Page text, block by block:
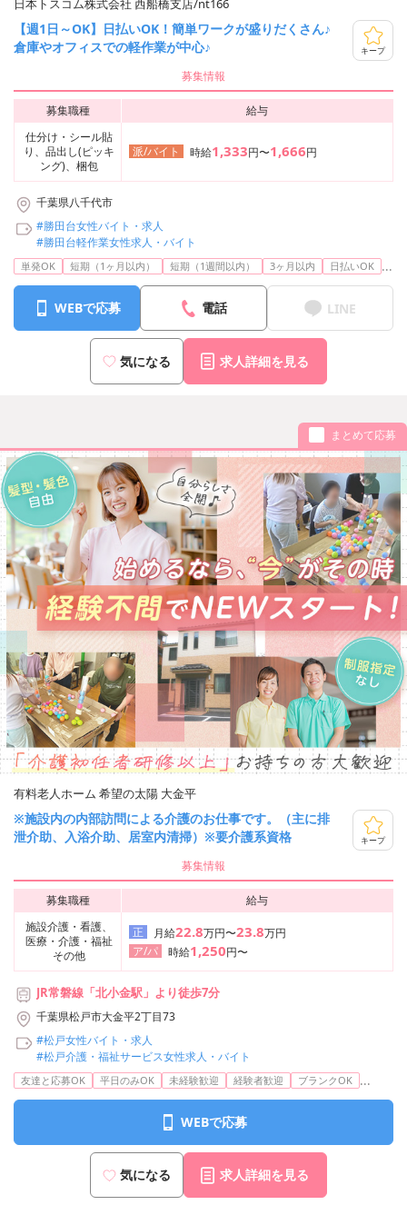
日本トスコム株式会社 西船橋支店/nt166
【週1日～OK】日払いOK！簡単ワークが盛りだくさん♪
倉庫やオフィスでの軽作業が中心♪
キープ
募集情報
募集職種
給与
仕分け・シール貼
り、品出し(ピッキ
ング)、梱包
派/バイト 時給1,333円〜1,666円
千葉県八千代市
#勝田台女性バイト・求人
#勝田台軽作業女性求人・バイト
単発OK 短期（1ヶ月以内） 短期（1週間以内） 3ヶ月以内 日払いOK ...
WEBで応募 電話 LINE
気になる 求人詳細を見る
まとめて応募
有料老人ホーム 希望の太陽 大金平
※施設内の内部訪問による介護のお仕事です。（主に排
泄介助、入浴介助、居室内清掃）※要介護系資格
キープ
募集情報
募集職種
給与
施設介護・看護、
医療・介護・福祉
その他
正 月給22.8万円〜23.8万円
ア/パ
時給1,250円〜
JR常磐線「北小金駅」より徒歩7分
千葉県松戸市大金平2丁目73
#松戸女性バイト・求人
#松戸介護・福祉サービス女性求人・バイト
友達と応募OK 平日のみOK 未経験歓迎 経験者歓迎 ブランクOK ...
WEBで応募
気になる 求人詳細を見る